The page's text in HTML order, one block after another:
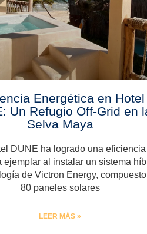
Energética en Hotel
Un Refugio Off-Grid en
Selva Maya
DUNE ha logrado una eficiencia
ejemplar al instalar un sistema
de Victron Energy,
80 paneles solares
LEER MÁS »